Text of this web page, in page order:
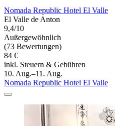
Nomada Republic Hotel El Valle
El Valle de Anton
9,4/10
Außergewöhnlich
(73 Bewertungen)
84 €
inkl. Steuern & Gebühren
10. Aug.–11. Aug.
Nomada Republic Hotel El Valle